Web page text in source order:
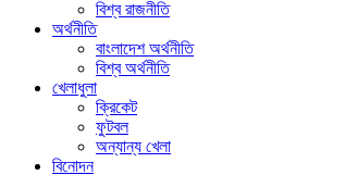
বিশ্ব রাজনীতি
অর্থনীতি
বাংলাদেশ অর্থনীতি
বিশ্ব অর্থনীতি
খেলাধুলা
ক্রিকেট
ফুটবল
অন্যান্য খেলা
বিনোদন